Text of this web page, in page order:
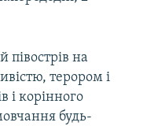
півострів на
терором і
і корінного
будь-